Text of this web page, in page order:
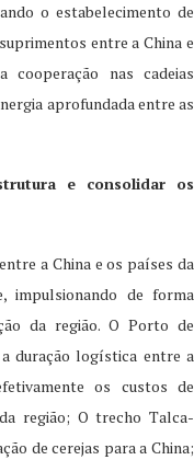
o estabelecimento de
entre a China e
nas cadeias
aprofundada entre as
e consolidar os
entre a China e os países da
impulsionando de forma
da região. O Porto de
duração logística entre a
os custos de
região; O trecho Talca-
de cerejas para a China;